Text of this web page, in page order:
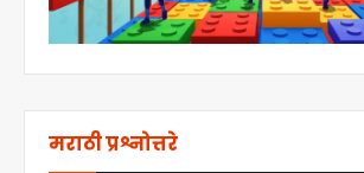
मराठी प्रश्नोत्तरे